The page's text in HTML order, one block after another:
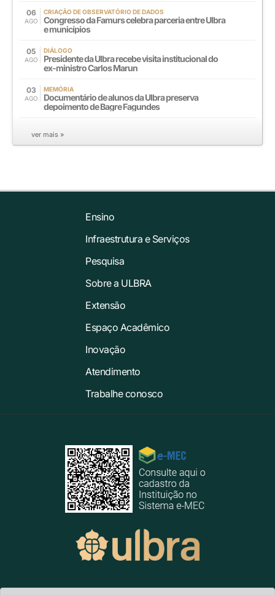
06
AGO
CRIAÇÃO DE OBSERVATÓRIO DE DADOS
Congresso da Famurs celebra parceria entre Ulbra
e municípios
05
AGO
DIÁLOGO
Presidente da Ulbra recebe visita institucional do
ex-ministro Carlos Marun
03
AGO
MEMÓRIA
Documentário de alunos da Ulbra preserva
depoimento de Bagre Fagundes
ver mais »
Ensino
Infraestrutura e Serviços
Pesquisa
Sobre a ULBRA
Extensão
Espaço Acadêmico
Inovação
Atendimento
Trabalhe conosco